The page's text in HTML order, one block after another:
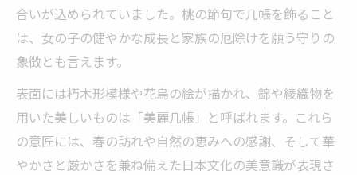
合いが込められていました。桃の節句で几帳を飾ること
は、女の子の健やかな成長と家族の厄除けを願う守りの
象徴とも言えます。
表面には朽木形模様や花鳥の絵が描かれ、錦や綾織物を
用いた美しいものは「美麗几帳」と呼ばれます。これら
の意匠には、春の訪れや自然の恵みへの感謝、そして華
やかさと厳かさを兼ね備えた日本文化の美意識が表現さ